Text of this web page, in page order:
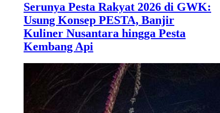
Serunya Pesta Rakyat 2026 di GWK:
Usung Konsep PESTA, Banjir
Kuliner Nusantara hingga Pesta
Kembang Api